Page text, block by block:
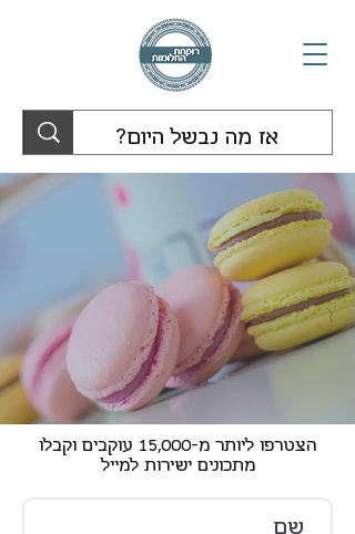
הצטרפו ליותר מ-15,000 עוקבים וקבלו
מתכונים ישירות למייל